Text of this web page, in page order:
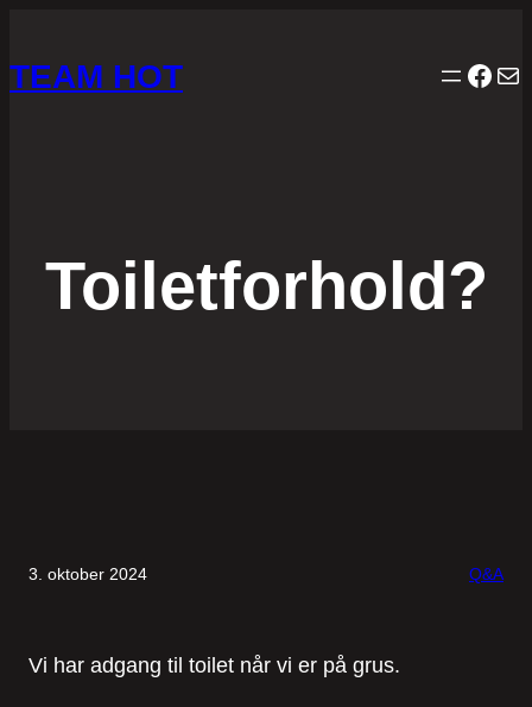
TEAM HOT
Toiletforhold?
3. oktober 2024 Q&A
Vi har adgang til toilet når vi er på grus.